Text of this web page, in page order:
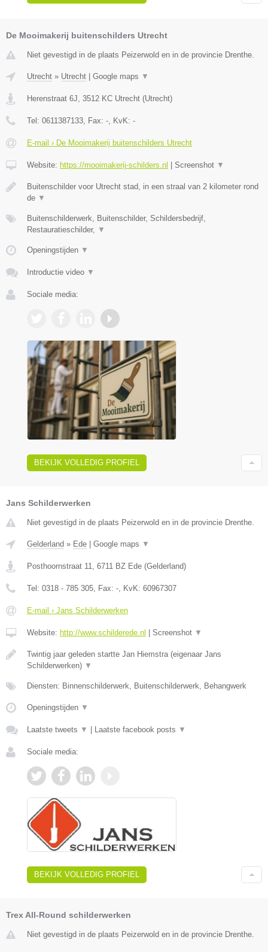
De Mooimakerij buitenschilders Utrecht
Niet gevestigd in de plaats Peizerwold en in de provincie Drenthe.
Utrecht » Utrecht Google maps ▼
Herenstraat 6J 3512 KC Utrecht (Utrecht)
Tel: 0611387133 , Fax: - , KvK: -
E-mail › De Mooimakerij buitenschilders Utrecht
Website: https://mooimakerij-schilders.nl Screenshot ▼
Buitenschilder voor Utrecht stad, in een straal van 2 kilometer rond
de ▼
Buitenschilderwerk, Buitenschilder, Schildersbedrijf,
Restauratieschilder,
▼
Openingstijden ▼
Introductie video ▼
Sociale media:
BEKIJK VOLLEDIG PROFIEL
Jans Schilderwerken
Niet gevestigd in de plaats Peizerwold en in de provincie Drenthe.
Gelderland » Ede | Google maps ▼
Posthoornstraat 11 6711 BZ Ede (Gelderland)
Tel: 0318 - 785 305 , Fax: - , KvK: 60967307
E-mail › Jans Schilderwerken
Website: http://www.schilderede.nl | Screenshot ▼
Twintig jaar geleden startte Jan Hiemstra (eigenaar Jans
Schilderwerken) ▼
Diensten: Binnenschilderwerk, Buitenschilderwerk, Behangwerk
Openingstijden ▼
Laatste tweets ▼ | Laatste facebook posts ▼
Sociale media:
BEKIJK VOLLEDIG PROFIEL
Trex All-Round schilderwerken
Niet gevestigd in de plaats Peizerwold en in de provincie Drenthe.